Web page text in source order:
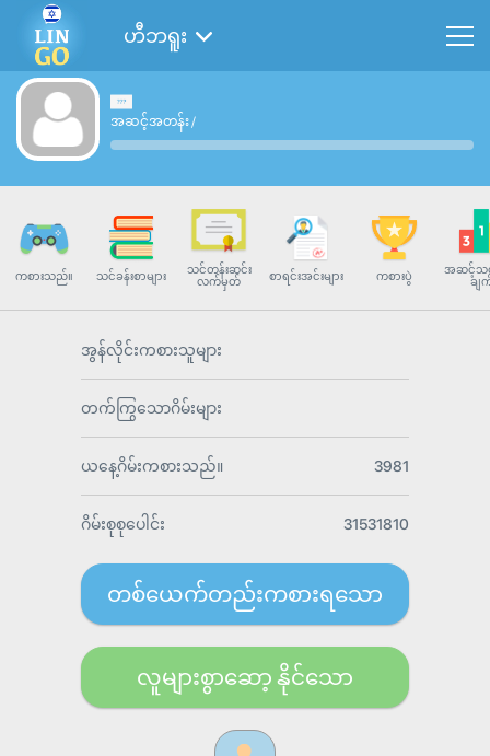
ဟီဘရူး
အဆင့်အတန်း/
ကစားသည်။ သင်ခန်းစာများ
သင်တန်းဆင်း
လက်မှတ်
စာရင်းအင်းများ ကစားပွဲ
အဆင့်သ
ချ
အွန်လိုင်းကစားသူများ
တက်ကြွသောဂိမ်းများ
ယနေ့ဂိမ်းကစားသည်။ 3981
ဂိမ်းစုစုပေါင်း 31531810
တစ်ယေက်တည်းကစားရသော
လူများစွာဆော့ နိုင်သော